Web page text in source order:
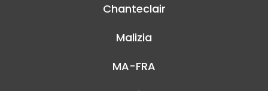
Chanteclair
Malizia
MA-FRA